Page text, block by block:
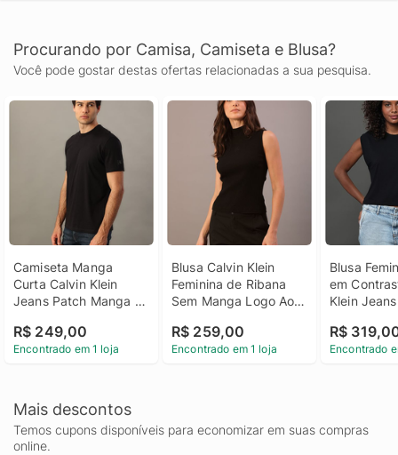
Procurando por Camisa, Camiseta e Blusa?
Você pode gostar destas ofertas relacionadas a sua pesquisa.
Camiseta Manga
Curta Calvin Klein
Jeans Patch Manga -
Manga Curta Calvin
Klein Jeans Patch
R$ 249,00
Encontrado em 1 loja
Blusa Calvin Klein
Feminina de Ribana
Sem Manga Logo Aop
Klein Feminina de
Ribana Sem Manga
R$ 259,00
Encontrado em 1 loja
Blusa
em
Klein
em
Klein
R$
Encontrado
Mais descontos
Temos cupons disponíveis para economizar em suas compras
online.